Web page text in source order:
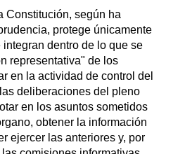
Constitución, según ha
protege únicamente
integran dentro de lo que se
representativa" de los
en la actividad de control del
deliberaciones del pleno
en los asuntos sometidos
obtener la información
ejercer las anteriores y, por